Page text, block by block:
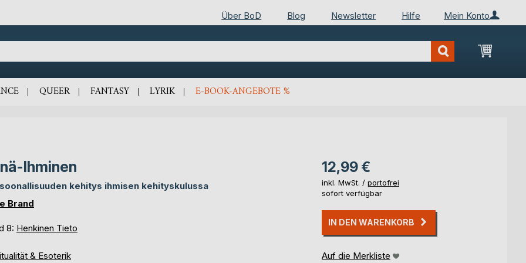
Mein Konto
Über BoD Blog Newsletter Hilfe
Mein
QUEER FANTASY LYRIK E-BOOK-ANGEBOTE %
Ihminen
kehitys ihmisen kehityskulussa
Brand
8: Henkinen Tieto
& Esoterik
12,99 €
inkl. MwSt. / portofrei
sofort verfügbar
IN DEN WARENKORB
Auf die Merkliste